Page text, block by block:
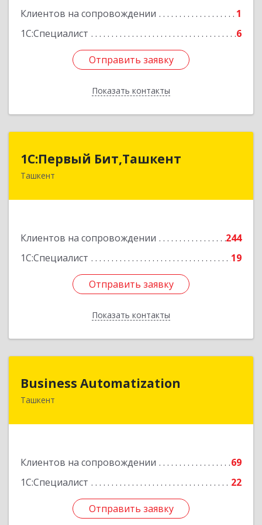
Клиентов на сопровождении
1
1С:Специалист
6
Отправить заявку
Показать контакты
Отправить заявку
Назад
1C:Первый Бит,Ташкент
Ташкент
Клиентов на сопровождении
244
1С:Специалист
19
Отправить заявку
Показать контакты
1C:Первый Бит,Ташкент
г. Ташкент, Мирабадский район, ул. Афросиаб,
Отправить заявку
Назад
Business Automatization
Ташкент
Клиентов на сопровождении
69
1С:Специалист
22
Отправить заявку
Узбекистан, г. Ташкент, Мирабадский район,
Отправить заявку